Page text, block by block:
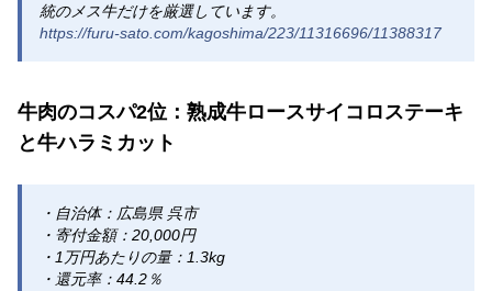
統のメス牛だけを厳選しています。
https://furu-sato.com/kagoshima/223/11316696/11388317
牛肉のコスパ2位：熟成牛ロースサイコロステーキ
と牛ハラミカット
・自治体：広島県 呉市
・寄付金額：20,000円
・1万円あたりの量：1.3kg
・還元率：44.2％